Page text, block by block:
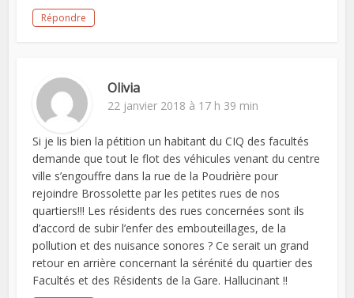
Répondre
Olivia
22 janvier 2018 à 17 h 39 min
Si je lis bien la pétition un habitant du CIQ des facultés
demande que tout le flot des véhicules venant du centre
ville s’engouffre dans la rue de la Poudrière pour
rejoindre Brossolette par les petites rues de nos
quartiers!!! Les résidents des rues concernées sont ils
d’accord de subir l’enfer des embouteillages, de la
pollution et des nuisance sonores ? Ce serait un grand
retour en arrière concernant la sérénité du quartier des
Facultés et des Résidents de la Gare. Hallucinant !!